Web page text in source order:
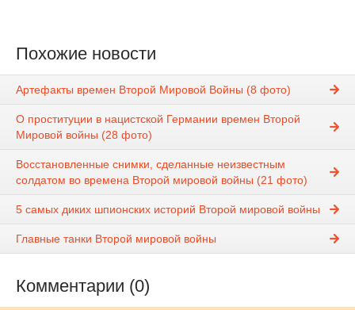
Похожие новости
Артефакты времен Второй Мировой Войны (8 фото)
О проституции в нацистской Германии времен Второй
Мировой войны (28 фото)
Восстановленные снимки, сделанные неизвестным
солдатом во времена Второй мировой войны (21 фото)
5 самых диких шпионских историй Второй мировой войны
Главные танки Второй мировой войны
Комментарии (0)